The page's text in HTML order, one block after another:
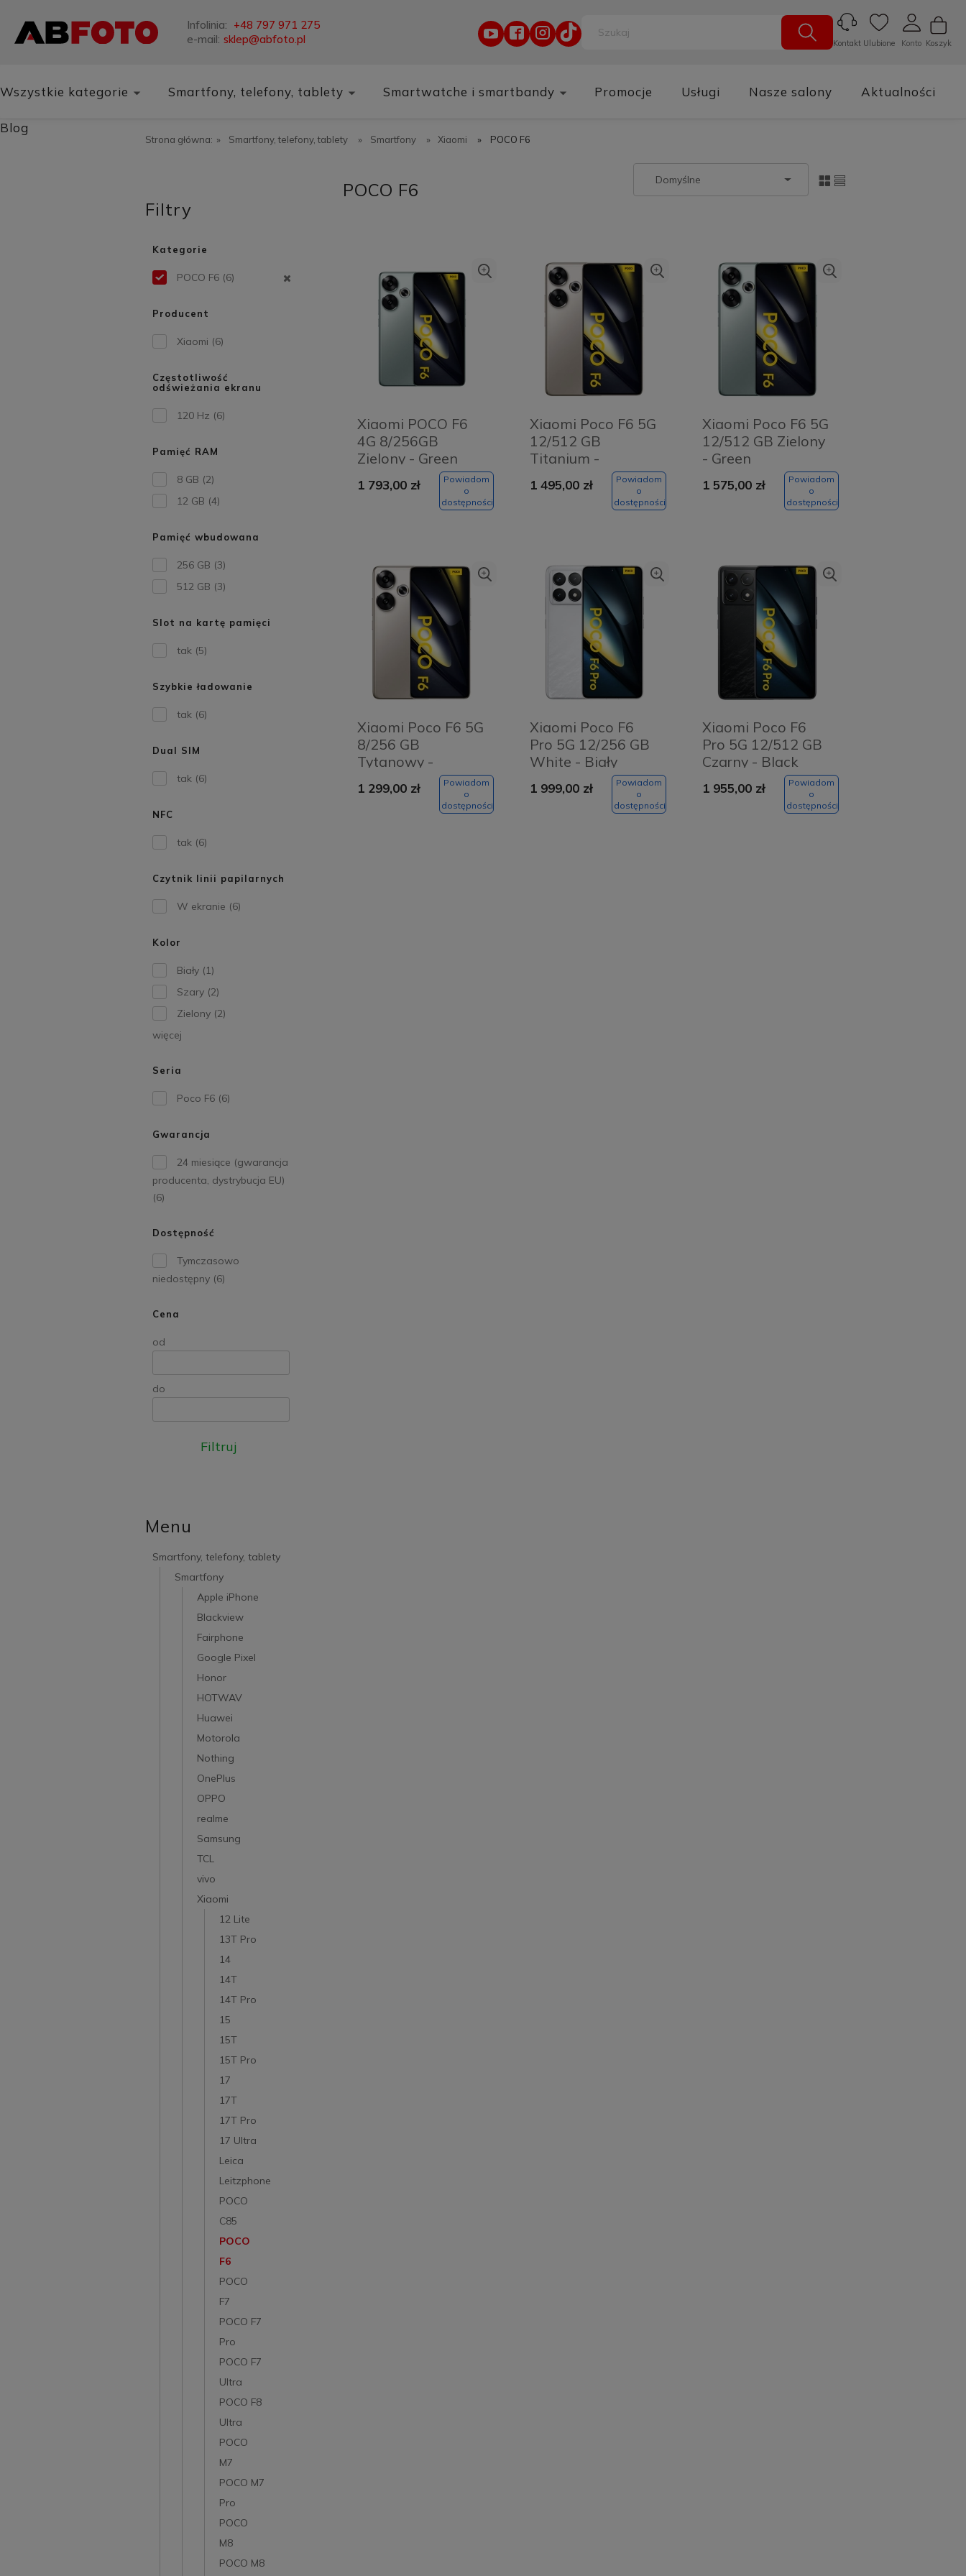
Infolinia: +48 797 971 275
e-mail: sklep@abfoto.pl Koszyk
Konto
Ulubione
Kontakt
Wszystkie kategorie Smartfony, telefony, tablety Smartwatche i smartbandy Promocje Usługi Nasze salony Aktualności
Blog
Strona główna: » Smartfony, telefony, tablety » Smartfony » Xiaomi » POCO F6
Filtry
Kategorie
POCO F6 (6)
Producent
Xiaomi (6)
Częstotliwość
odświeżania ekranu
120 Hz (6)
Pamięć RAM
8 GB (2)
12 GB (4)
Pamięć wbudowana
256 GB (3)
512 GB (3)
Slot na kartę pamięci
tak (5)
Szybkie ładowanie
tak (6)
Dual SIM
tak (6)
NFC
tak (6)
Czytnik linii papilarnych
W ekranie (6)
Kolor
Biały (1)
Szary (2)
Zielony (2)
więcej
Seria
Poco F6 (6)
Gwarancja
24 miesiące (gwarancja
producenta, dystrybucja EU)
(6)
Dostępność
Tymczasowo
niedostępny (6)
Cena
od
do
Filtruj
Menu
Smartfony, telefony, tablety
Smartfony
Apple iPhone
Blackview
Fairphone
Google Pixel
Honor
HOTWAV
Huawei
Motorola
Nothing
OnePlus
OPPO
realme
Samsung
TCL
vivo
Xiaomi
12 Lite
13T Pro
14
14T
14T Pro
15
15T
15T Pro
17
17T
17T Pro
17 Ultra
Leica
Leitzphone
POCO
C85
POCO
F6
POCO
F7
POCO F7
Pro
POCO F7
Ultra
POCO F8
Ultra
POCO
M7
POCO M7
Pro
POCO
M8
POCO M8
POCO F6
Xiaomi POCO F6
4G 8/256GB
Zielony - Green
1 793,00 zł
Powiadom
o
dostępności
Xiaomi Poco F6 5G
12/512 GB
Titanium -
1 495,00 zł
Powiadom
o
dostępności
Xiaomi Poco F6 5G
12/512 GB Zielony
- Green
1 575,00 zł
Powiadom
o
dostępności
Xiaomi Poco F6 5G
8/256 GB
Tytanowy -
1 299,00 zł
Powiadom
o
dostępności
Xiaomi Poco F6
Pro 5G 12/256 GB
White - Biały
1 999,00 zł
Powiadom
o
dostępności
Xiaomi Poco F6
Pro 5G 12/512 GB
Czarny - Black
1 955,00 zł
Powiadom
o
dostępności